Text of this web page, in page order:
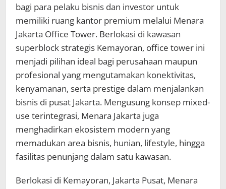
bagi para pelaku bisnis dan investor untuk
memiliki ruang kantor premium melalui Menara
Jakarta Office Tower. Berlokasi di kawasan
superblock strategis Kemayoran, office tower ini
menjadi pilihan ideal bagi perusahaan maupun
profesional yang mengutamakan konektivitas,
kenyamanan, serta prestige dalam menjalankan
bisnis di pusat Jakarta. Mengusung konsep mixed-
use terintegrasi, Menara Jakarta juga
menghadirkan ekosistem modern yang
memadukan area bisnis, hunian, lifestyle, hingga
fasilitas penunjang dalam satu kawasan.
Berlokasi di Kemayoran, Jakarta Pusat, Menara